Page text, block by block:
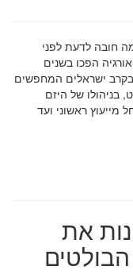
שיניים ושיקום פה בגיאורגיה 2025: מה חובה לדעת לפני
הפכו בשנים
ישראלים המחפשים
בניהולו של היזם
ראשוני ועד
את